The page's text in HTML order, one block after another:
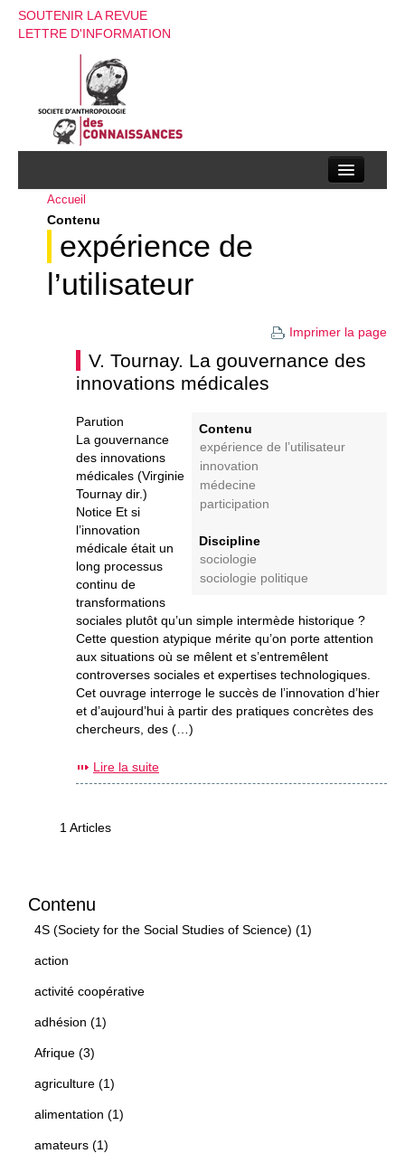
SOUTENIR LA REVUE
LETTRE D'INFORMATION
La société d’anthropologie des connaissances
Recherches
Evenements
Accueil
Contenu
expérience de
l’utilisateur
Imprimer la page
V. Tournay. La gouvernance des
innovations médicales
Contenu
expérience de l’utilisateur
innovation
médecine
participation
Discipline
sociologie
sociologie politique
Parution
La gouvernance
des innovations
médicales (Virginie
Tournay dir.)
Notice Et si
l’innovation
médicale était un
long processus
continu de
transformations
sociales plutôt qu’un simple intermède historique ?
Cette question atypique mérite qu’on porte attention
aux situations où se mêlent et s’entremêlent
controverses sociales et expertises technologiques.
Cet ouvrage interroge le succès de l’innovation d’hier
et d’aujourd’hui à partir des pratiques concrètes des
chercheurs, des (…)
Lire la suite
1 Articles
Contenu
4S (Society for the Social Studies of Science) (1)
action
activité coopérative
adhésion (1)
Afrique (3)
agriculture (1)
alimentation (1)
amateurs (1)